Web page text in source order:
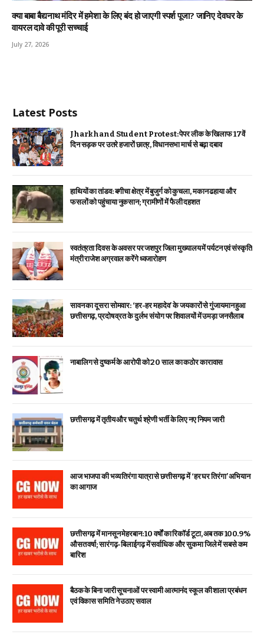
क्या बाबा बैद्यनाथ मंदिर में हमेशा के लिए बंद हो जाएगी स्पर्श पूजा? जानिए देवघर के
वायरल दावे की पूरी सच्चाई
July 27, 2026
Latest Posts
Jharkhand Student Protest: पेपर लीक के खिलाफ 17वें
दिन सड़क पर उतरे हजारों छात्र, विधानसभा मार्च से बढ़ा दबाव
हाथियों का तांडव: बगीचा क्षेत्र में बुजुर्ग को कुचला, मकान ढहाया और
फसलों को पहुंचाया नुकसान; ग्रामीणों में फैली दहशत
स्वतंत्रता दिवस के अवसर पर जशपुर जिला मुख्यालय में पर्यटन एवं संस्कृति
मंत्री राजेश अग्रवाल करेंगे ध्वजारोहण
सावन का दूसरा सोमवार: ‘हर-हर महादेव’ के जयकारों से गुंजायमान हुआ
छत्तीसगढ़, प्रदोष व्रत के दुर्लभ संयोग पर शिवालयों में उमड़ा जनसैलाब
नाबालिग से दुष्कर्म के आरोपी को 20 साल का कठोर कारावास
छत्तीसगढ़ में तृतीय और चतुर्थ श्रेणी भर्ती के लिए नए नियम जारी
आज भाजपा की भव्य तिरंगा यात्रा से छत्तीसगढ़ में ‘हर घर तिरंगा’ अभियान
का आगाज
छत्तीसगढ़ में मानसून मेहरबान: 10 वर्षों का रिकॉर्ड टूटा, अब तक 100.9%
औसत वर्षा; सारंगढ़-बिलाईगढ़ में सर्वाधिक और सुकमा जिले में सबसे कम
बारिश
बैठक के बिना जारी सूचनाओं पर स्वामी आत्मानंद स्कूल की शाला प्रबंधन
एवं विकास समिति ने उठाए सवाल